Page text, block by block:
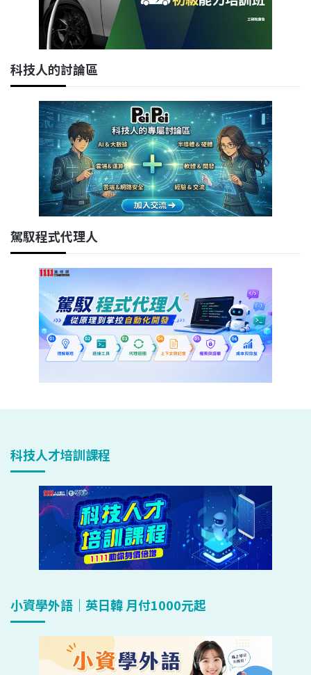
科技人的討論區
駕馭程式代理人
科技人才培訓課程
小資學外語｜英日韓 月付1000元起